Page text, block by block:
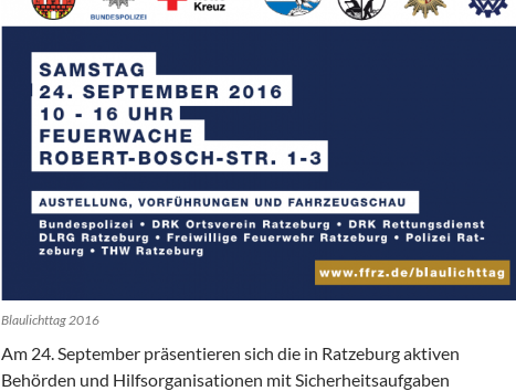
Blaulichttag 2016
Am 24. September präsentieren sich die in Ratzeburg aktiven
Behörden und Hilfsorganisationen mit Sicherheitsaufgaben